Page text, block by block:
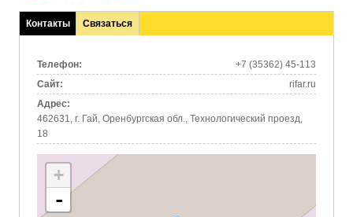
Контакты
(активная
Связаться
Телефон:
+7 (35362) 45-113
Сайт:
rifar.ru
Адрес:
462631, г. Гай, Оренбургская обл., Технологический проезд,
18
+
-